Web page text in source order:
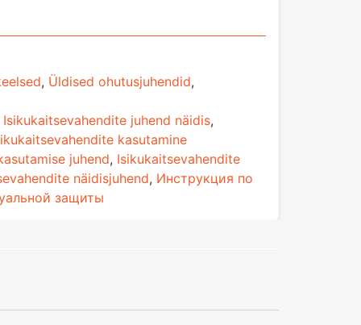
, Üldised ohutusjuhendid,
Isikukaitsevahendite juhend näidis,
kasutamine
juhend, Isikukaitsevahendite
näidisjuhend, Инструкция по
защиты